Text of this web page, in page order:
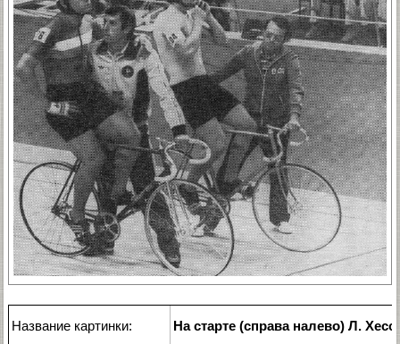
Название картинки: На старте (справа налево) Л.